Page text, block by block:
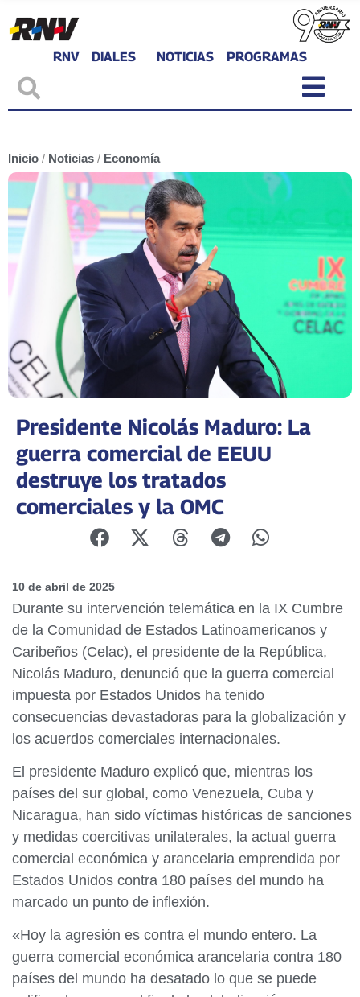
RNV DIALES NOTICIAS PROGRAMAS
Inicio / Noticias / Economía
Presidente Nicolás Maduro: La
guerra comercial de EEUU
destruye los tratados
comerciales y la OMC
10 de abril de 2025
Durante su intervención telemática en la IX Cumbre
de la Comunidad de Estados Latinoamericanos y
Caribeños (Celac), el presidente de la República,
Nicolás Maduro, denunció que la guerra comercial
impuesta por Estados Unidos ha tenido
consecuencias devastadoras para la globalización y
los acuerdos comerciales internacionales.
El presidente Maduro explicó que, mientras los
países del sur global, como Venezuela, Cuba y
Nicaragua, han sido víctimas históricas de sanciones
y medidas coercitivas unilaterales, la actual guerra
comercial económica y arancelaria emprendida por
Estados Unidos contra 180 países del mundo ha
marcado un punto de inflexión.
«Hoy la agresión es contra el mundo entero. La
guerra comercial económica arancelaria contra 180
países del mundo ha desatado lo que se puede